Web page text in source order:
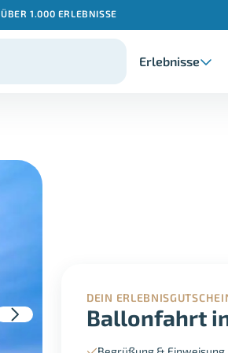
ÜBER 1.000 ERLEBNISSE
Erlebnisse
DEIN
Ballonfahrt